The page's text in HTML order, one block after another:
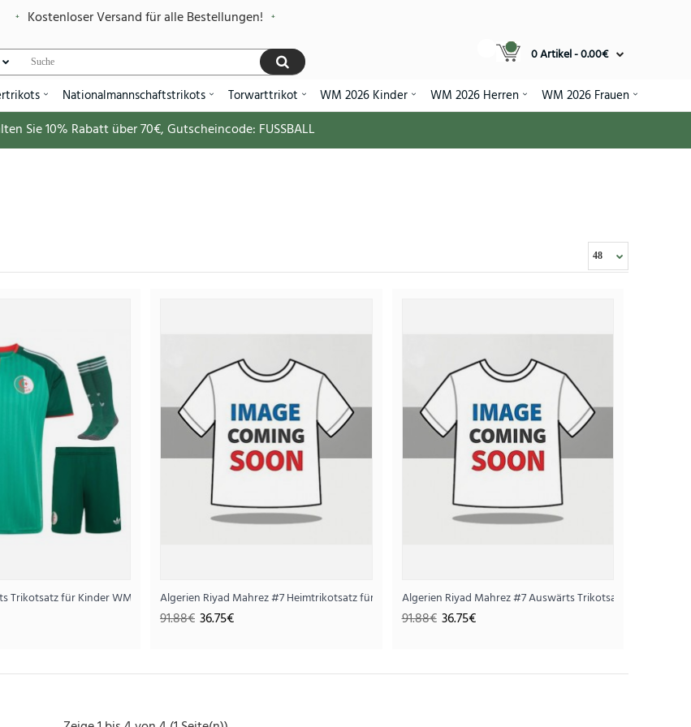
Kostenloser Versand für alle Bestellungen!
0 Artikel - 0.00€
Nationalmannschaftstrikots Torwarttrikot WM 2026 Kinder WM 2026 Herren WM 2026 Frauen
Sie10% Rabatt über70€, Gutscheincode: FUSSBALL
..
Trikotsatz für Kinder WM 2026 Kurzarm (+ Kurze Hosen)Algerien Riyad Mahrez #7 Heimtrikotsatz für Kinder WM 2026 Kurzarm (+ Kurze Hosen)
91.88€ 36.75€
Algerien Riyad Mahrez #7 Auswärts Trikotsatz für Kinder
91.88€ 36.75€